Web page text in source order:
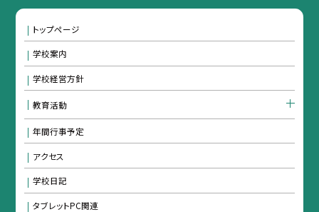
トップページ
学校案内
学校経営方針
教育活動
年間行事予定
アクセス
学校日記
タブレットPC関連